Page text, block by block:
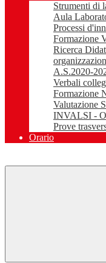
Strumenti di
Aula
Processi
Formazione
Ricerca
A.S.2020-
Verbali
Formazione
Valutazione
INVALSI -
Prove
Orario